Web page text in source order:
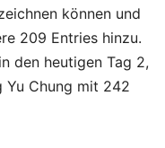
können und
209 Entries hinzu.
den heutigen Tag 2,
Yu Chung mit 242